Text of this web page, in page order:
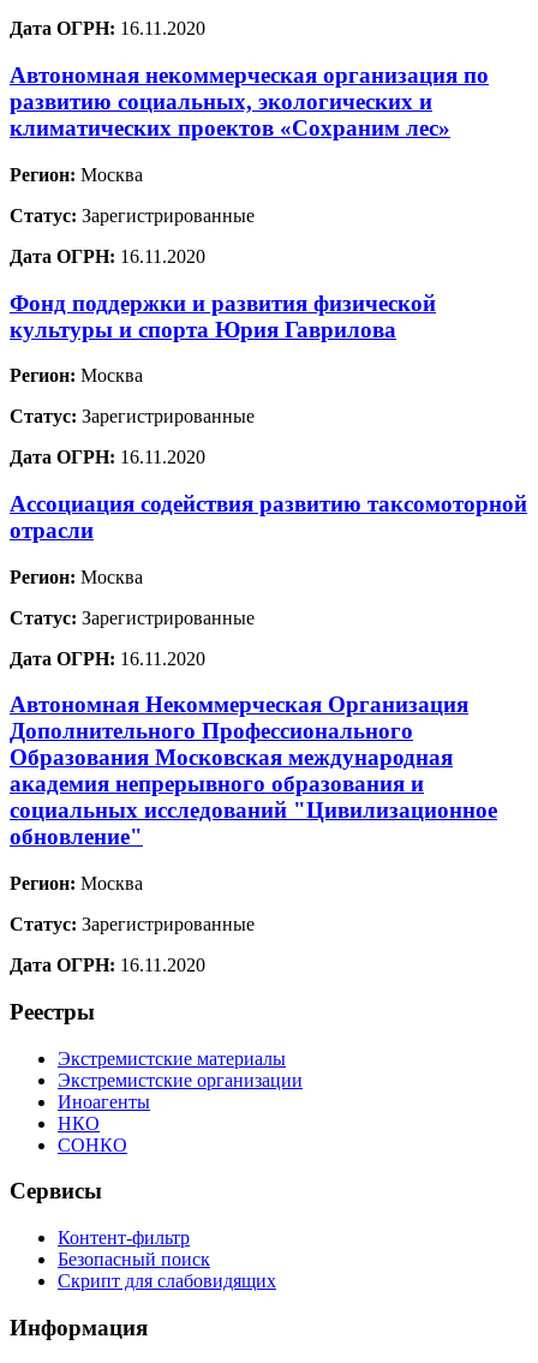
Дата ОГРН: 16.11.2020
Автономная некоммерческая организация по
развитию социальных, экологических и
климатических проектов «Сохраним лес»
Регион: Москва
Статус: Зарегистрированные
Дата ОГРН: 16.11.2020
Фонд поддержки и развития физической
культуры и спорта Юрия Гаврилова
Регион: Москва
Статус: Зарегистрированные
Дата ОГРН: 16.11.2020
Ассоциация содействия развитию таксомоторной
отрасли
Регион: Москва
Статус: Зарегистрированные
Дата ОГРН: 16.11.2020
Автономная Некоммерческая Организация
Дополнительного Профессионального
Образования Московская международная
академия непрерывного образования и
социальных исследований "Цивилизационное
обновление"
Регион: Москва
Статус: Зарегистрированные
Дата ОГРН: 16.11.2020
Реестры
Экстремистские материалы
Экстремистские организации
Иноагенты
НКО
СОНКО
Сервисы
Контент-фильтр
Безопасный поиск
Скрипт для слабовидящих
Информация